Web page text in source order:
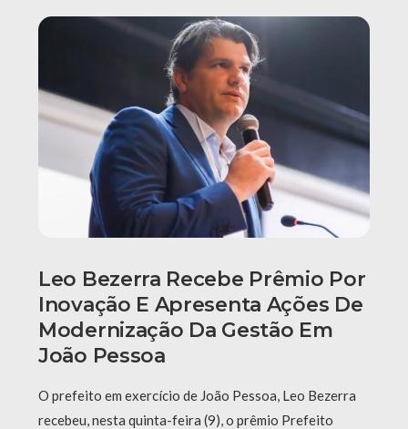
Leo Bezerra Recebe Prêmio Por
Inovação E Apresenta Ações De
Modernização Da Gestão Em
João Pessoa
O prefeito em exercício de João Pessoa, Leo Bezerra
recebeu, nesta quinta-feira (9), o prêmio Prefeito